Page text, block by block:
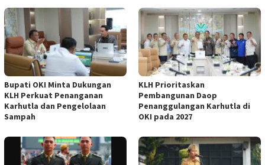
Bupati OKI Minta Dukungan
KLH Perkuat Penanganan
Karhutla dan Pengelolaan
Sampah
KLH Prioritaskan
Pembangunan Daop
Penanggulangan Karhutla di
OKI pada 2027